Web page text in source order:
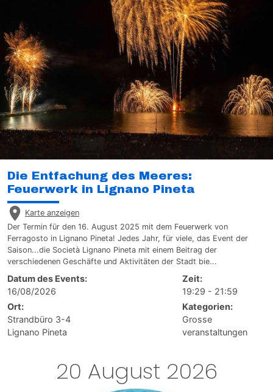
Die Entfachung des Meeres:
Feuerwerk in Lignano Pineta
Karte anzeigen
Der Termin für den 16. August 2025 mit dem Feuerwerk von
Ferragosto in Lignano Pineta! Jedes Jahr, für viele, das Event der
Saison...die Società Lignano Pineta mit einem Beitrag der
verschiedenen Geschäfte und Aktivitäten der Stadt bie...
Datum des Events:
16/08/2026
Zeit:
19:29 - 21:59
Ort:
Strandbüro 3-4
Lignano Pineta
Kategorien:
Grosse
veranstaltungen
20 August 2026